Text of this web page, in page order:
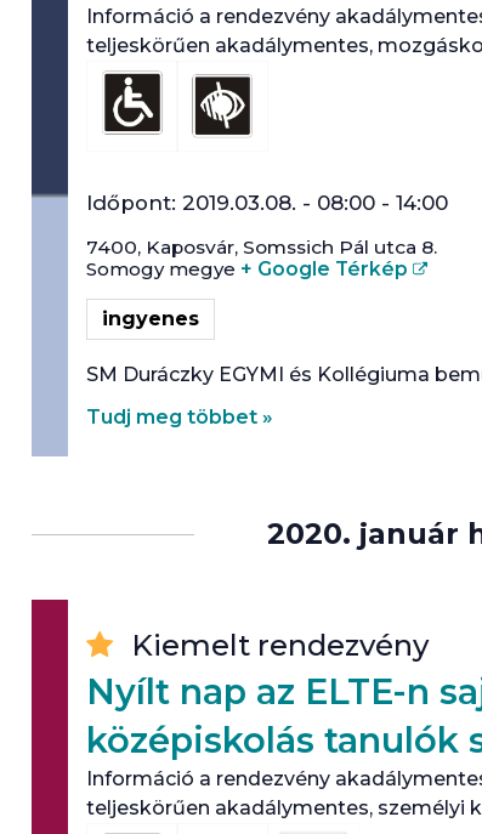
Információ a rendezvény
teljeskörűen akadálymentes,
Időpont:2019.03.08. - 08:00 -14:00
7400, Kaposvár, Somssich Pál utca 8.
Somogy megye + Google Térkép
ingyenes
SM Duráczky EGYMI és Kollégiuma
Tudj meg többet »
2020. január
Kiemelt rendezvény
Nyílt nap az ELTE-n
középiskolás tanulók
Információ a rendezvény
teljeskörűen akadálymentes, személyi